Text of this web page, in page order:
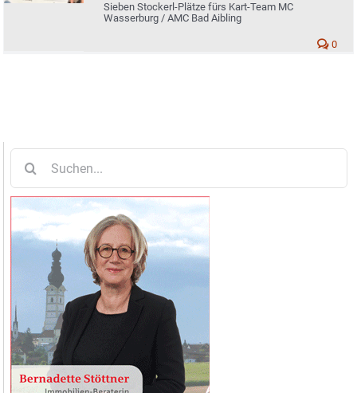
Sieben Stockerl-Plätze fürs Kart-Team MC
Wasserburg / AMC Bad Aibling
0
nach: